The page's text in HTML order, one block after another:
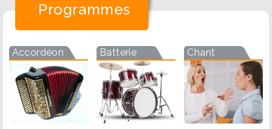
Programmes
Accordéon Batterie Chant